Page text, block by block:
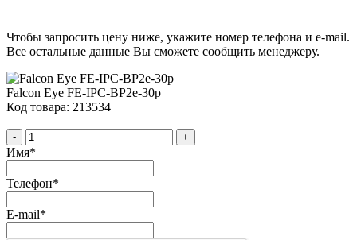
Чтобы запросить цену ниже, укажите номер телефона и e-mail.
Все остальные данные Вы сможете сообщить менеджеру.
Falcon Eye FE-IPC-BP2e-30p
Код товара: 213534
- +
Имя*
Телефон*
E-mail*